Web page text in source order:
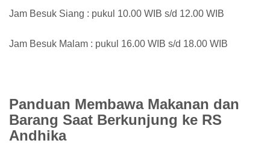
Jam Besuk Siang : pukul 10.00 WIB s/d 12.00 WIB
Jam Besuk Malam : pukul 16.00 WIB s/d 18.00 WIB
Panduan Membawa Makanan dan
Barang Saat Berkunjung ke RS
Andhika